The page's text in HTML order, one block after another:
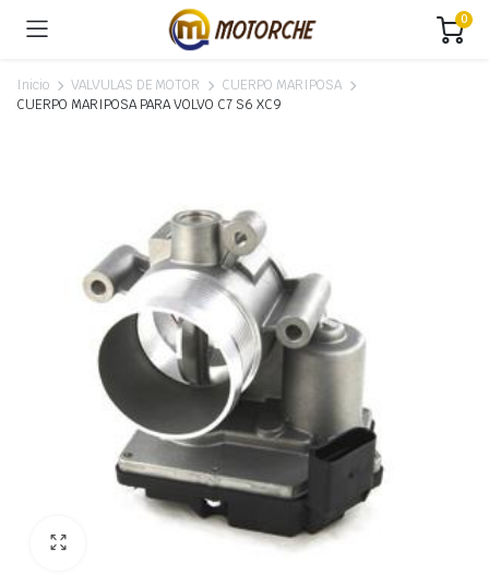
0
Inicio VALVULAS DE MOTOR
CUERPO MARIPOSA
CUERPO MARIPOSA PARA VOLVO C7 S6 XC9